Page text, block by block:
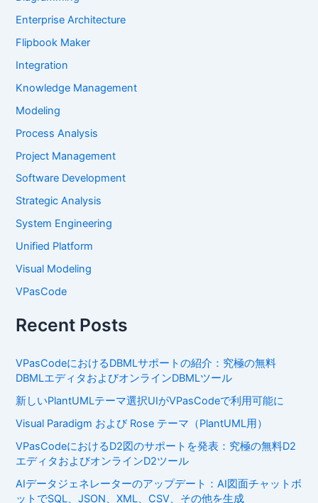
Enterprise Architecture
Flipbook Maker
Integration
Knowledge Management
Modeling
Process Analysis
Project Management
Software Development
Strategic Analysis
System Engineering
Unified Platform
Visual Modeling
VPasCode
Recent Posts
VPasCodeにおけるDBMLサポートの紹介：究極の無料
DBMLエディタおよびオンラインDBMLツール
新しいPlantUMLテーマ選択UIがVPasCodeで利用可能に
Visual Paradigm および Rose テーマ（PlantUML用）
VPasCodeにおけるD2図のサポートを発表：究極の無料D2
エディタおよびオンラインD2ツール
AIデータジェネレーターのアップデート：AI図面チャットボ
ットでSQL、JSON、XML、CSV、その他を生成